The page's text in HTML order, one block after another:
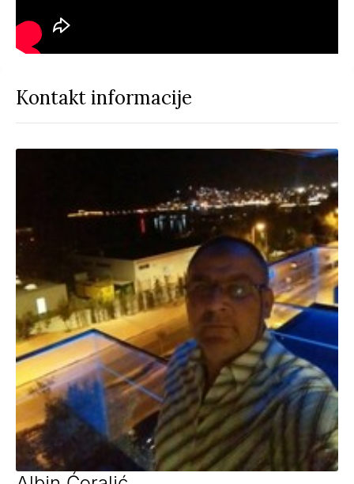
Kontakt informacije